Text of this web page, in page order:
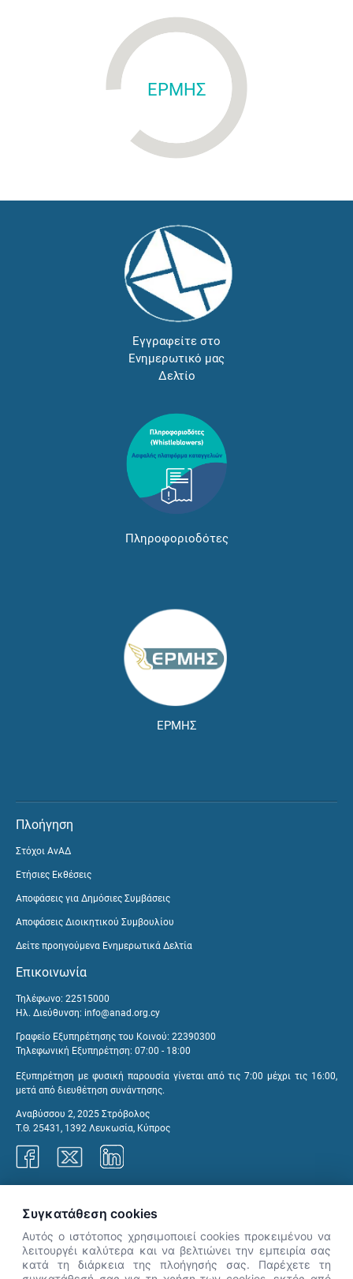
ΕΡΜΗΣ
Εγγραφείτε στο
Ενημερωτικό μας
Δελτίο
Πληροφοριοδότες
ΕΡΜΗΣ
Πλοήγηση
Στόχοι ΑνΑΔ
Ετήσιες Εκθέσεις
Αποφάσεις για Δημόσιες Συμβάσεις
Αποφάσεις Διοικητικού Συμβουλίου
Δείτε προηγούμενα Ενημερωτικά Δελτία
Επικοινωνία
Τηλέφωνο: 22515000
Ηλ. Διεύθυνση: info@anad.org.cy
Γραφείο Εξυπηρέτησης του Κοινού: 22390300
Τηλεφωνική Εξυπηρέτηση: 07:00 - 18:00
Εξυπηρέτηση με φυσική παρουσία γίνεται από τις 7:00 μέχρι τις 16:00,
μετά από διευθέτηση συνάντησης.
Αναβύσσου 2, 2025 Στρόβολος
Τ.Θ. 25431, 1392 Λευκωσία, Κύπρος
Συγκατάθεση cookies
Αυτός ο ιστότοπος χρησιμοποιεί cookies προκειμένου να
λειτουργέι καλύτερα και να βελτιώνει την εμπειρία σας
κατά τη διάρκεια της πλοήγησής σας. Παρέχετε τη